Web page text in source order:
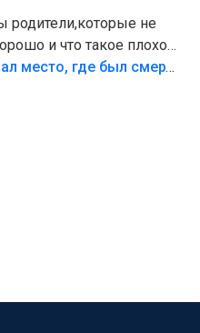
родители,которые не
и что такое плохо!
безумия,есть же
«Попал на пику»: СК показал место, где был смертельно травмирован ребенок в Тольятти